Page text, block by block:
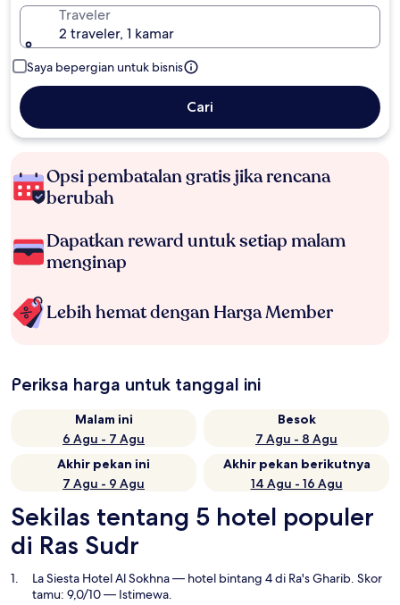
Traveler
2 traveler, 1 kamar
Saya bepergian untuk bisnis
Cari
Opsi pembatalan gratis jika rencana
berubah
Dapatkan reward untuk setiap malam
menginap
Lebih hemat dengan Harga Member
Periksa harga untuk tanggal ini
Malam ini
6 Agu - 7 Agu
Besok
7 Agu - 8 Agu
Akhir pekan ini
7 Agu - 9 Agu
Akhir pekan berikutnya
14 Agu - 16 Agu
Sekilas tentang 5 hotel populer
di Ras Sudr
La Siesta Hotel Al Sokhna— hotel bintang 4 di Ra's Gharib. Skor
tamu: 9,0/10 — Istimewa.